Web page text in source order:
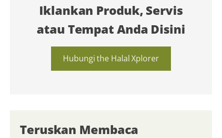
Teruskan Membaca
Iklankan Produk, Servis
atau Tempat Anda Disini
Hubungi the Halal Xplorer